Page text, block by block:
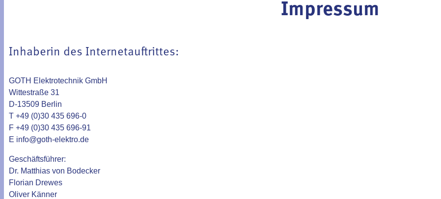
Impressum
Inhaberin des Internetauftrittes:
GOTH Elektrotechnik GmbH
Wittestraße 31
D-13509 Berlin
T +49 (0)30 435 696-0
F +49 (0)30 435 696-91
E info@goth-elektro.de
Geschäftsführer:
Dr. Matthias von Bodecker
Florian Drewes
Oliver Känner